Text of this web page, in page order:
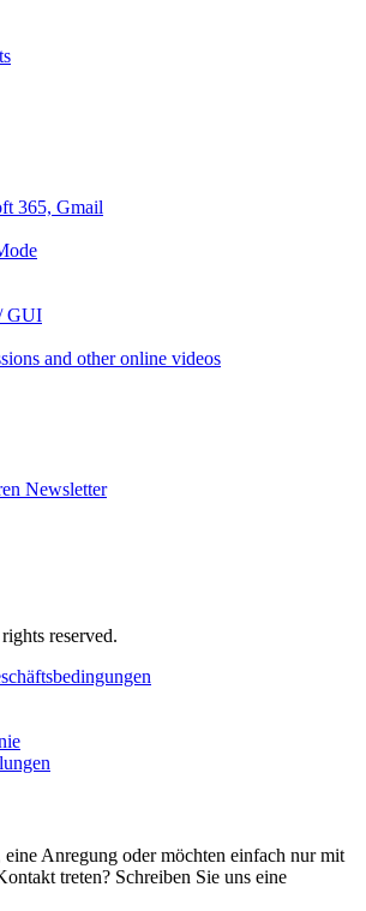
365, Gmail
GUI
and other online videos
Newsletter
reserved.
eine Anregung oder möchten einfach nur mit
treten? Schreiben Sie uns eine